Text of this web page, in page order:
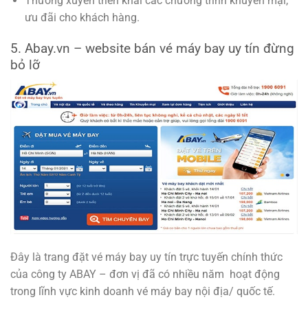
ưu đãi cho khách hàng.
5. Abay.vn – website bán vé máy bay uy tín đừng
bỏ lỡ
Đây là trang đặt vé máy bay uy tín trực tuyến chính thức
của công ty ABAY – đơn vị đã có nhiều năm hoạt động
trong lĩnh vực kinh doanh vé máy bay nội địa/ quốc tế.